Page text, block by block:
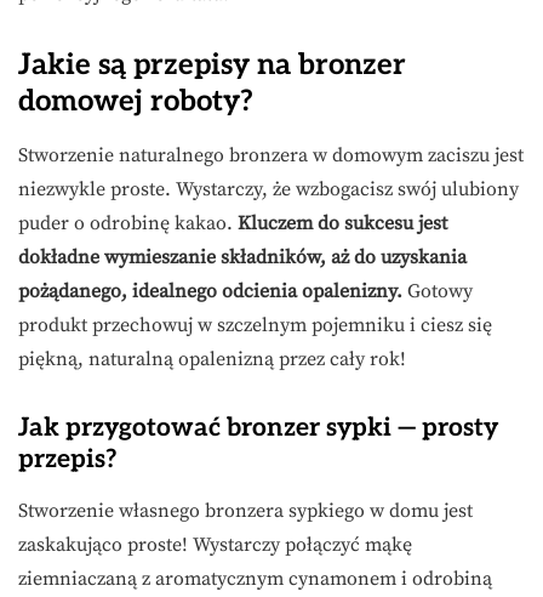
Jakie są przepisy na bronzer
domowej roboty?
Stworzenie naturalnego bronzera w domowym zaciszu jest
niezwykle proste. Wystarczy, że wzbogacisz swój ulubiony
puder o odrobinę kakao. Kluczem do sukcesu jest
dokładne wymieszanie składników, aż do uzyskania
pożądanego, idealnego odcienia opalenizny. Gotowy
produkt przechowuj w szczelnym pojemniku i ciesz się
piękną, naturalną opalenizną przez cały rok!
Jak przygotować bronzer sypki — prosty
przepis?
Stworzenie własnego bronzera sypkiego w domu jest
zaskakująco proste! Wystarczy połączyć mąkę
ziemniaczaną z aromatycznym cynamonem i odrobiną